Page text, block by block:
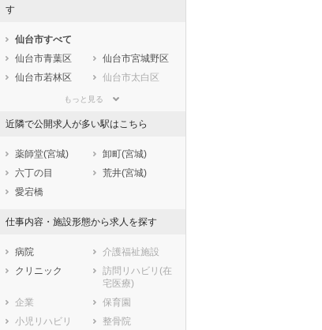
静岡県
滋賀県
京都府
大阪府
兵庫県
奈良県
和歌山県
島根県
広島県
山口県
徳島県
福岡県
佐賀県
長崎県
熊本県
大分県
宮崎県
鹿児島県
す
仙台市すべて
仙台市青葉区
仙台市宮城野区
仙台市若林区
仙台市太白区
気仙沼市
白石市
名取市
角田市
多賀城市
東松島市
大崎市
刈田郡蔵王町
富谷市
刈田郡七ヶ宿町
柴田郡大河原町
柴田郡柴田町
柴田郡川崎町
伊具郡丸森町
亘理郡亘理町
亘理郡山元町
もっと見る
近隣で公開求人が多い駅はこちら
薬師堂(宮城)
卸町(宮城)
六丁の目
荒井(宮城)
愛宕橋
仕事内容・施設形態から求人を探す
病院
介護福祉施設
クリニック
訪問リハビリ(在
宅医療)
企業
保育園
小児リハビリ
整骨院